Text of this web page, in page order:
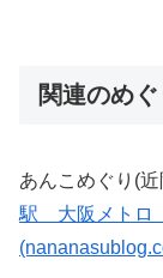
関連のめ
あんこめぐり(近
駅 大阪メトロ